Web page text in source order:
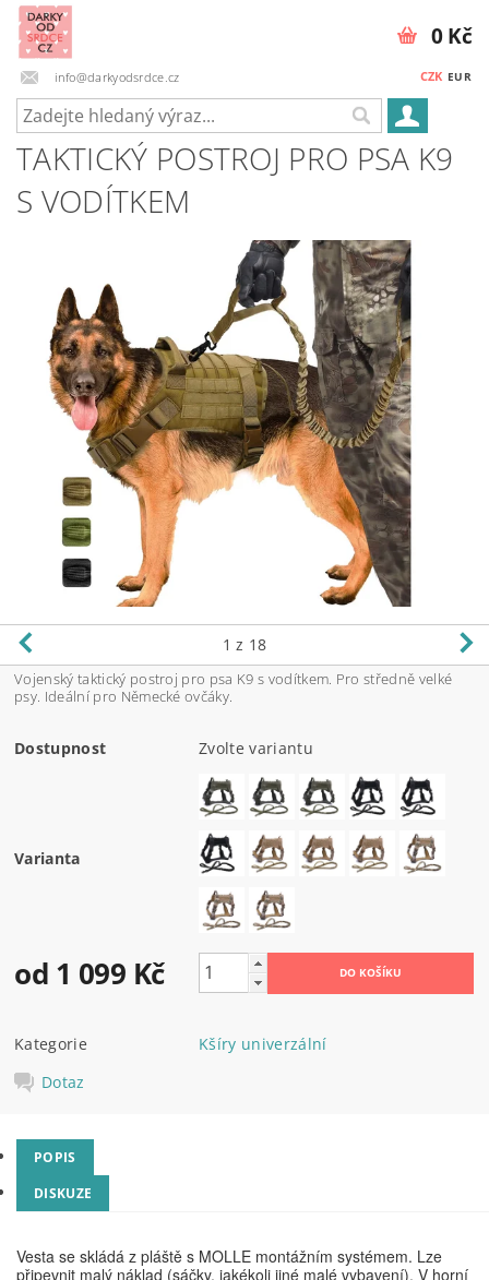
info@darkyodsrdce.cz CZK EUR
0 Kč
TAKTICKÝ POSTROJ PRO PSA K9
S VODÍTKEM
1 z 18
Vojenský taktický postroj pro psa K9 s vodítkem. Pro středně velké
psy. Ideální pro Německé ovčáky.
Dostupnost Zvolte variantu
Varianta
od 1 099 Kč
Kategorie
Kšíry univerzální
Dotaz
POPIS
DISKUZE
Vesta se skládá z pláště s MOLLE montážním systémem. Lze
připevnit malý náklad (sáčky, jakékoli jiné malé vybavení). V horní